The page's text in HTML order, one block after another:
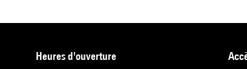
heures d'ouverture